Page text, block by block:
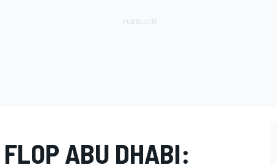
ABU DHABI: